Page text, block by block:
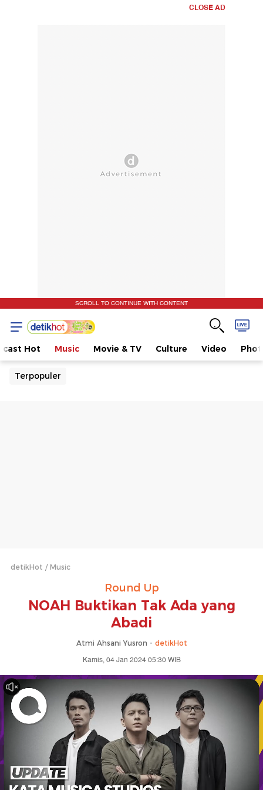
CLOSE AD
SCROLL TO CONTINUE WITH CONTENT
Hot Music Movie & TV Culture Video
Terpopuler
detikHot Music
Round Up
NOAH Buktikan Tak Ada yang
Abadi
Atmi Ahsani Yusron - detikHot
Kamis, 04 Jan 2024 05:30 WIB